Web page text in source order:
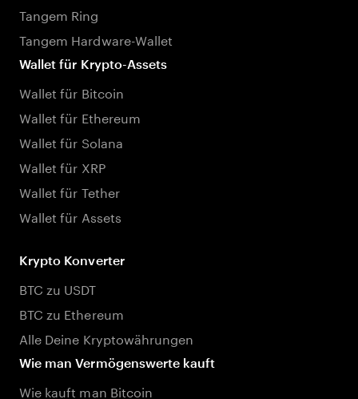
Tangem Ring
Tangem Hardware-Wallet
Wallet für Krypto-Assets
Wallet für Bitcoin
Wallet für Ethereum
Wallet für Solana
Wallet für XRP
Wallet für Tether
Wallet für Assets
Krypto Konverter
BTC zu USDT
BTC zu Ethereum
Alle Deine Kryptowährungen
Wie man Vermögenswerte kauft
Wie kauft man Bitcoin